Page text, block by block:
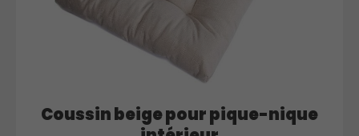
Coussin beige pour pique-nique